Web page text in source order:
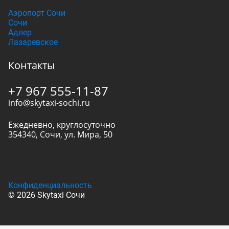
Аэропорт Сочи
Сочи
Адлер
Лазаревское
Контакты
+7 967 555-11-87
info@skytaxi-sochi.ru
Ежедневно, круглосуточно
354340, Сочи, ул. Мира, 50
© 2026 Skytaxi Сочи
Конфиденциальность